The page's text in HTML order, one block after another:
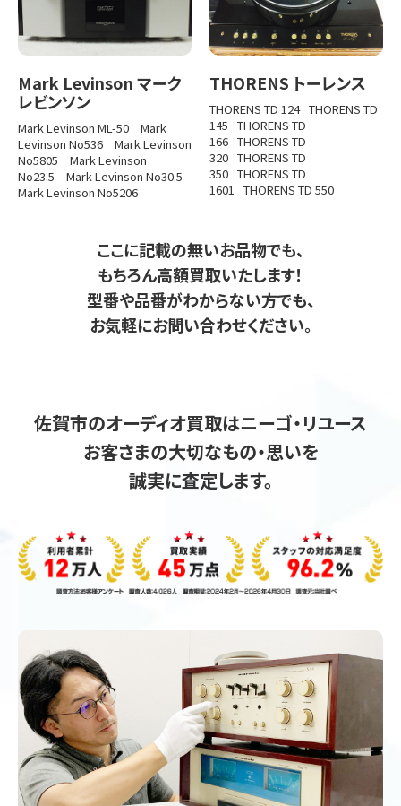
Mark Levinson マーク
レビンソン
Mark Levinson ML-50
Mark
Levinson No536
Mark Levinson
No5805
Mark Levinson
No23.5
Mark Levinson No30.5
Mark Levinson No5206
THORENS トーレンス
THORENS TD 124 THORENS TD
145 THORENS TD
166 THORENS TD
320 THORENS TD
350 THORENS TD
1601 THORENS TD 550
ここに記載の無いお品物でも、
もちろん高額買取いたします！
型番や品番がわからない方でも、
お気軽にお問い合わせください。
佐賀市のオーディオ買取はニーゴ・リユース
お客さまの大切なもの・思いを
誠実に査定します。